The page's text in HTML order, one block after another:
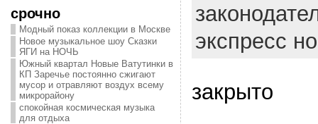
срочно
Модный показ коллекции в Москве
Новое музыкальное шоу Сказки
ЯГИ на НОЧЬ
Южный квартал Новые Ватутинки в
КП Заречье постоянно сжигают
мусор и отравляют воздух всему
микрорайону
спокойная космическая музыка
для отдыха
экспресс
закрыто